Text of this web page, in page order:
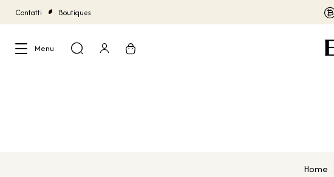
Contatti Boutiques
Menu
Home